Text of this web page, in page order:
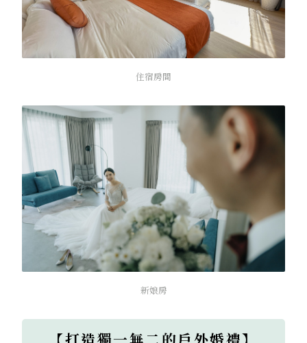
住宿房間
新娘房